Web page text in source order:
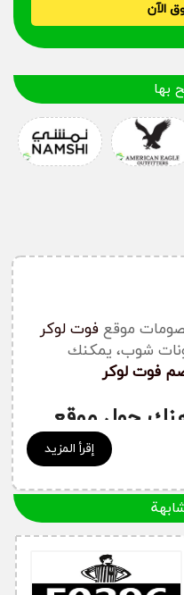
الآن
بها
إقرأ المزيد
موقعفوت لوكر
شوب، يمكنك
فوت لوكر
حول موقع
خصم فوت لوكر من
بعملية الشراء من
أو مصر، حيث
الحصرية على موقعنا.